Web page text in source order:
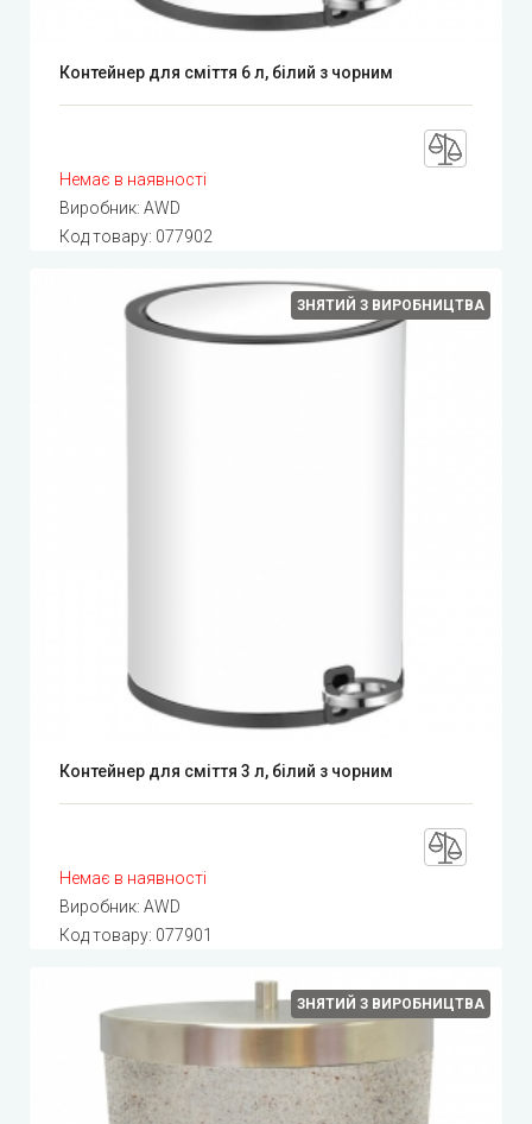
Контейнер для сміття 6 л, білий з чорним
Немає в наявності
Виробник: AWD
Код товару: 077902
ЗНЯТИЙ З ВИРОБНИЦТВА
Контейнер для сміття 3 л, білий з чорним
Немає в наявності
Виробник: AWD
Код товару: 077901
ЗНЯТИЙ З ВИРОБНИЦТВА